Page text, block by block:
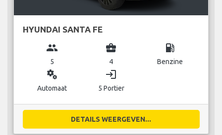
HYUNDAI SANTA FE
group
5
business_center
4
local_gas_station
Benzine
miscellaneous_services
Automaat
login
5 Portier
DETAILS WEERGEVEN...